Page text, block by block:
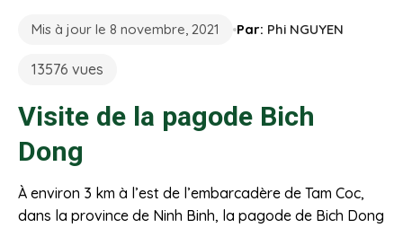
Mis à jour le 8 novembre, 2021 Par: Phi NGUYEN
13576 vues
Visite de la pagode Bich
Dong
À environ 3 km à l’est de l’embarcadère de Tam Coc,
dans la province de Ninh Binh, la pagode de Bich Dong